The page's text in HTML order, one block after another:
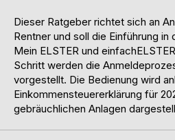
Dieser Ratgeber richtet sich an
Rentner und soll die Einführung in
Mein ELSTER und
Schritt werden die
vorgestellt. Die Bedienung wird
Einkommensteuererklärung für
gebräuchlichen Anlagen